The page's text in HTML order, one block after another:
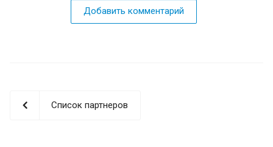
Добавить комментарий
Список партнеров